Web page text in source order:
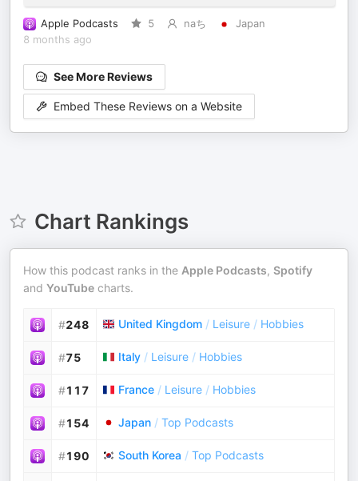
Apple Podcasts 5 naち
Japan
8 months ago
See More Reviews
Embed These Reviews on a Website
Chart Rankings
How this podcast ranks in the Apple Podcasts, Spotify
and YouTube charts.
#248 United Kingdom / Leisure / Hobbies
#75 Italy / Leisure / Hobbies
#117 France / Leisure / Hobbies
#154 Japan / Top Podcasts
#190 South Korea / Top Podcasts